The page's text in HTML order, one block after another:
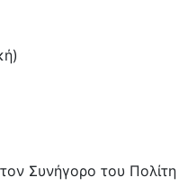
Συνήγορο του Πολίτη